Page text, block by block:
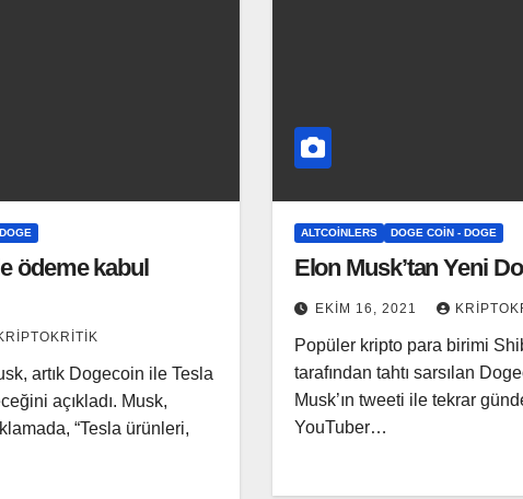
ödeme kabul
artık Dogecoin ile Tesla
açıkladı. Musk,
“Tesla ürünleri,
ALTCOINLERS DOGE COIN - DOGE
Elon
EKIM 16, 2021
Popüler kripto para birimi
tarafından tahtı sarsılan
Musk’ın tweeti ile tekrar
YouTuber…